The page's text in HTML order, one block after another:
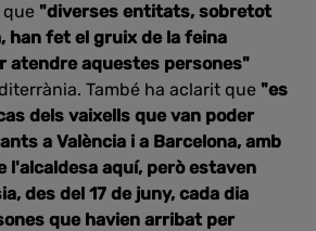
que "diverses entitats, sobretot
han fet el gruix de la feina
atendre aquestes persones"
També ha aclarit que "es
dels vaixells que van poder
a València i a Barcelona, amb
l'alcaldesa aquí, però estaven
des del 17 de juny, cada dia
que havien arribat per